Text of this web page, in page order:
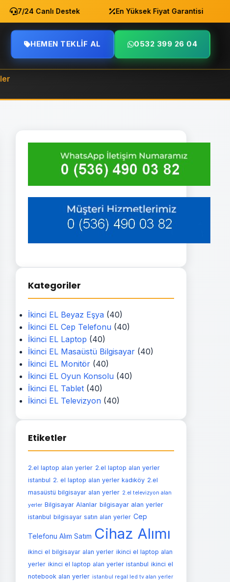
7/24 Canlı Destek En Yüksek Fiyat Garantisi
HEMEN TEKLIF AL 0532 399 26 04
Kategoriler
İkinci EL Beyaz Eşya (40)
İkinci EL Cep Telefonu (40)
İkinci EL Laptop (40)
İkinci EL Masaüstü Bilgisayar (40)
İkinci EL Monitör (40)
İkinci EL Oyun Konsolu (40)
İkinci EL Tablet (40)
İkinci EL Televizyon (40)
Etiketler
2.el laptop alan yerler 2.el laptop alan yerler
istanbul 2. el laptop alan yerler kadıköy 2.el
masaüstü bilgisayar alan yerler 2.el televizyon alan
yerler Bilgisayar Alanlar bilgisayar alan yerler
istanbul bilgisayar satın alan yerler Cep
Telefonu Alım Satım Cihaz Alımı
ikinci el bilgisayar alan yerler ikinci el laptop alan
yerler ikinci el laptop alan yerler istanbul ikinci el
notebook alan yerler istanbul regal led tv alan yerler